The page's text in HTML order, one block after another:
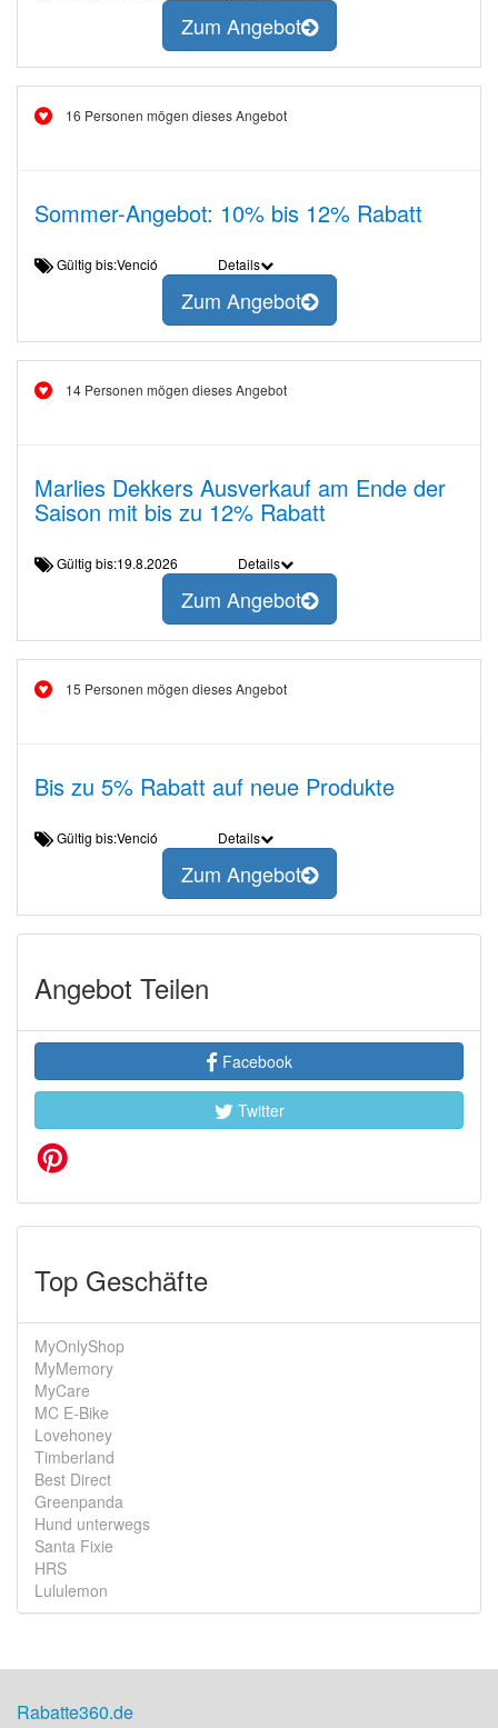
Zum Angebot
16 Personen mögen dieses Angebot
Sommer-Angebot: 10% bis 12% Rabatt
Gültig bis:Venció Details
Zum Angebot
14 Personen mögen dieses Angebot
Marlies Dekkers Ausverkauf am Ende der
Saison mit bis zu 12% Rabatt
Gültig bis:19.8.2026 Details
Zum Angebot
15 Personen mögen dieses Angebot
Bis zu 5% Rabatt auf neue Produkte
Gültig bis:Venció Details
Zum Angebot
Angebot Teilen
Facebook
Twitter
Top Geschäfte
MyOnlyShop
MyMemory
MyCare
MC E-Bike
Lovehoney
Timberland
Best Direct
Greenpanda
Hund unterwegs
Santa Fixie
HRS
Lululemon
Rabatte360.de